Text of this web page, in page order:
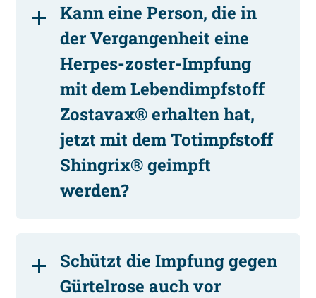
Kann eine Person, die in
der Vergangenheit eine
Herpes-zoster-Impfung
mit dem Lebendimpfstoff
Zostavax® erhalten hat,
jetzt mit dem Totimpfstoff
Shingrix® geimpft
werden?
Schützt die Impfung gegen
Gürtelrose auch vor